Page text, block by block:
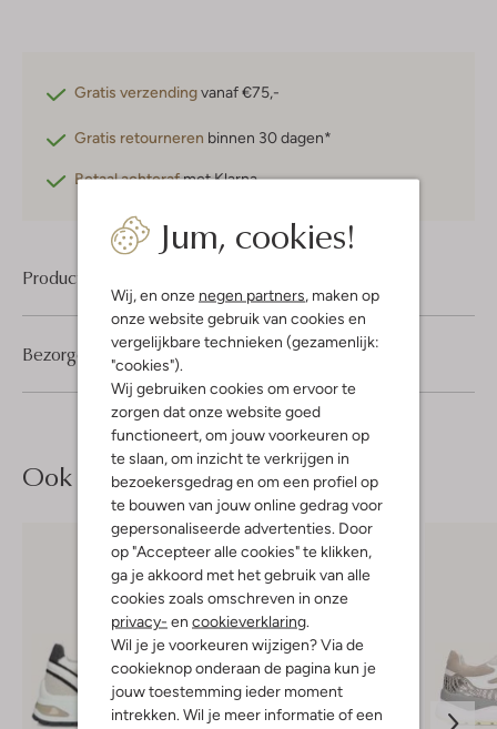
Jum, cookies!
Wij, en onze negen partners, maken op
onze website gebruik van cookies en
vergelijkbare technieken (gezamenlijk:
"cookies").
Wij gebruiken cookies om ervoor te
zorgen dat onze website goed
functioneert, om jouw voorkeuren op
te slaan, om inzicht te verkrijgen in
bezoekersgedrag en om een profiel op
te bouwen van jouw online gedrag voor
gepersonaliseerde advertenties. Door
op "Accepteer alle cookies" te klikken,
ga je akkoord met het gebruik van alle
cookies zoals omschreven in onze
privacy- en cookieverklaring.
Wil je je voorkeuren wijzigen? Via de
cookieknop onderaan de pagina kun je
jouw toestemming ieder moment
intrekken. Wil je meer informatie of een
Gratis verzendingvanaf €75,-
Gratis retourneren binnen 30 dagen*
Betaal achterafmet Klarna
Product informatie
Bezorgen & retourneren
Ook iets voor jou?